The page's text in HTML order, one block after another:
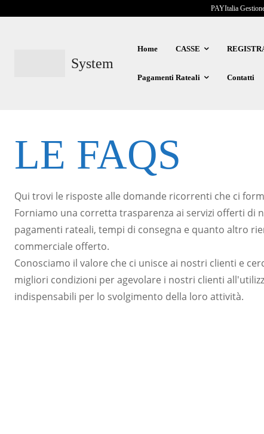
PAYItalia
System
Home CASSE
Pagamenti Rateali Contatti
LE FAQS
Qui trovi le risposte alle domande ricorrenti che ci
Forniamo una corretta trasparenza ai servizi offerti di
pagamenti rateali, tempi di consegna e quanto altro
commerciale offerto.
Conosciamo il valore che ci unisce ai nostri clienti e
migliori condizioni per agevolare i nostri clienti
indispensabili per lo svolgimento della loro attività.